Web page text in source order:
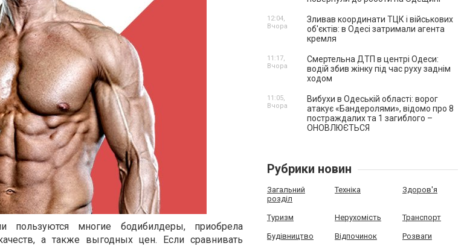
пользуются многие бодибилдеры, приобрела
а также выгодных цен. Если сравнивать
Зливав координати ТЦК і військових
об'єктів: в Одесі затримали агента
кремля
12:04,
Вчора
Смертельна ДТП в центрі Одеси:
водій збив жінку під час руху заднім
ходом
11:17,
Вчора
Вибухи в Одеській області: ворог
атакує «Бандеролями», відомо про 8
постраждалих та 1 загиблого –
ОНОВЛЮЄТЬСЯ
11:05,
Вчора
Рубрики новин
Загальний
розділ
Техніка Здоров'я
Туризм Нерухомість Транспорт
Будівництво Відпочинок Розваги